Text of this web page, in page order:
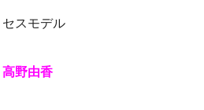
セスモデル
高野由香